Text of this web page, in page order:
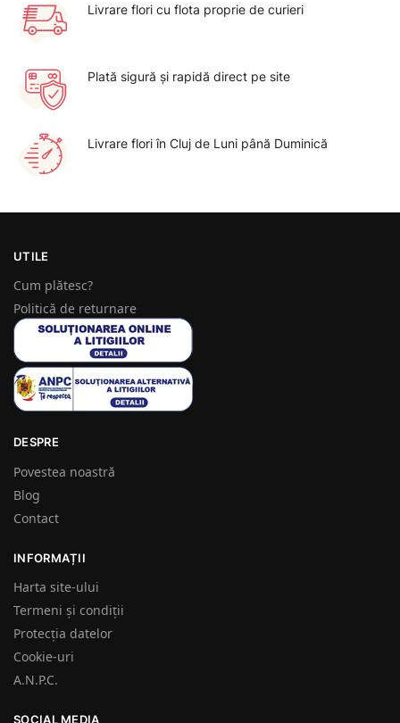
Livrare flori cu flota proprie de curieri
Plată sigură şi rapidă direct pe site
Livrare flori în Cluj de Luni până Duminică
UTILE
Cum plătesc?
Politică de returnare
DESPRE
Povestea noastră
Blog
Contact
INFORMAȚII
Harta site-ului
Termeni și condiții
Protecția datelor
Cookie-uri
A.N.P.C.
SOCIAL MEDIA